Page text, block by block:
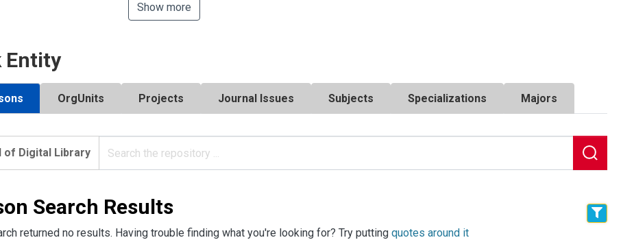
Show more
Entity
OrgUnits Projects Journal Issues Subjects Specializations Majors
of Digital Library
Search Results
returned no results. Having trouble finding what you're looking for? Try putting quotes around it